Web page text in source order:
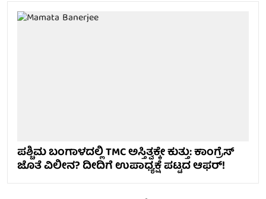
ಪಶ್ಚಿಮ ಬಂಗಾಳದಲ್ಲಿ TMC ಅಸ್ತಿತ್ವಕ್ಕೇ ಕುತ್ತು: ಕಾಂಗ್ರೆಸ್
ಜೊತೆ ವಿಲೀನ? ದೀದಿಗೆ ಉಪಾಧ್ಯಕ್ಷೆ ಪಟ್ಟದ ಆಫರ್!